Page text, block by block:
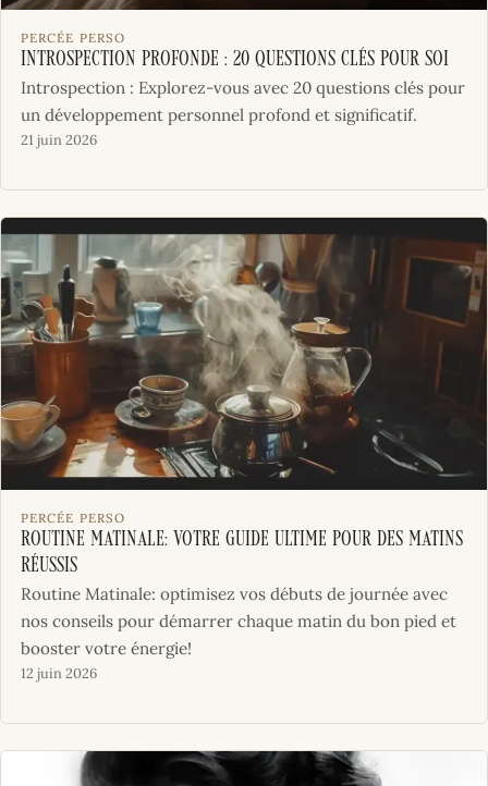
PERCÉE PERSO
Introspection Profonde : 20 Questions Clés pour Soi
Introspection : Explorez-vous avec 20 questions clés pour
un développement personnel profond et significatif.
21 juin 2026
PERCÉE PERSO
Routine Matinale: Votre Guide Ultime pour Des Matins
Réussis
Routine Matinale: optimisez vos débuts de journée avec
nos conseils pour démarrer chaque matin du bon pied et
booster votre énergie!
12 juin 2026